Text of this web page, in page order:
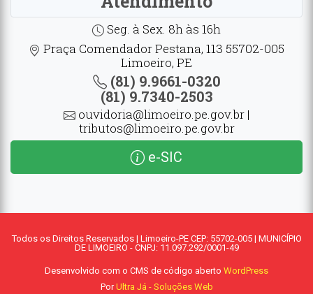
Seg. à Sex. 8h às 16h
Praça Comendador Pestana, 113 55702-005
Limoeiro, PE
(81) 9.9661-0320
(81) 9.7340-2503
ouvidoria@limoeiro.pe.gov.br |
tributos@limoeiro.pe.gov.br
e-SIC
Todos os Direitos Reservados | Limoeiro-PE CEP: 55702-005 | MUNICÍPIO
DE LIMOEIRO - CNPJ: 11.097.292/0001-49
Desenvolvido com o CMS de código aberto WordPress
PorUltra Já - Soluções Web